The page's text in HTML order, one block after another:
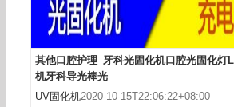
其他口腔护理_牙科光固化机口腔光固化灯
机牙科导光棒光
UV固化机2020-10-15T22:06:22+08:00